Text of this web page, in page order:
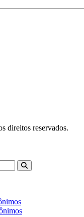
direitos reservados.